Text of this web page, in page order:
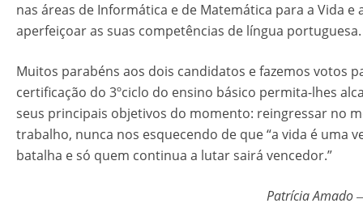
nas áreas de Informática e de Matemática para a Vida e
aperfeiçoar as suas competências de língua portuguesa.
Muitos parabéns aos dois candidatos e fazemos votos
certificação do 3ºciclo do ensino básico permita-lhes
seus principais objetivos do momento: reingressar no
trabalho, nunca nos esquecendo de que “a vida é uma
batalha e só quem continua a lutar sairá vencedor.”
Patrícia Amado